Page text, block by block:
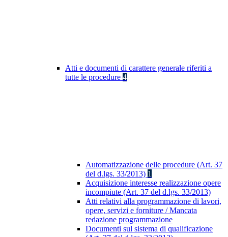
Atti e documenti di carattere generale riferiti a
tutte le procedure 4
Automatizzazione delle procedure (Art. 37
del d.lgs. 33/2013) 1
Acquisizione interesse realizzazione opere
incompiute (Art. 37 del d.lgs. 33/2013)
Atti relativi alla programmazione di lavori,
opere, servizi e forniture / Mancata
redazione programmazione
Documenti sul sistema di qualificazione